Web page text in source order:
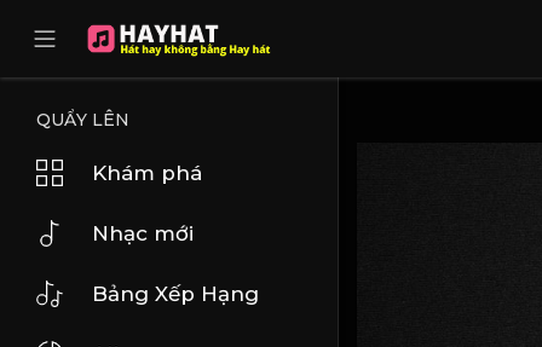
QUẨY LÊN
Khám phá
Nhạc mới
Bảng Xếp Hạng